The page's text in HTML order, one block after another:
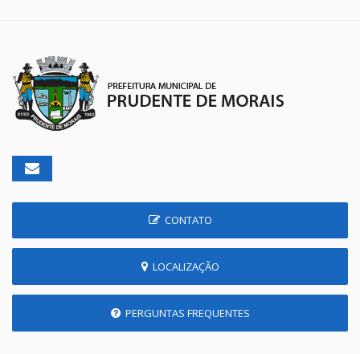
CONTATO
LOCALIZAÇÃO
PERGUNTAS FREQUENTES